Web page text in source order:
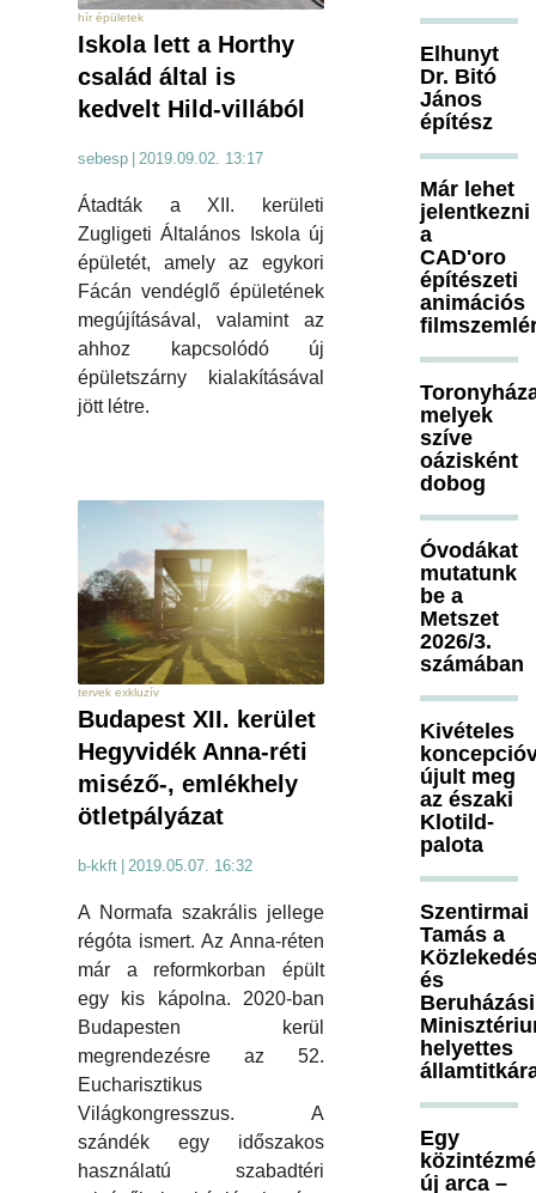
hír épületek
Iskola lett a Horthy
család által is
kedvelt Hild-villából
sebesp | 2019.09.02. 13:17
Átadták a XII. kerületi
Zugligeti Általános Iskola új
épületét, amely az egykori
Fácán vendéglő épületének
megújításával, valamint az
ahhoz kapcsolódó új
épületszárny kialakításával
jött létre.
tervek exkluzív
Budapest XII. kerület
Hegyvidék Anna-réti
miséző-, emlékhely
ötletpályázat
b-kkft 2019.05.07. 16:32
A Normafa szakrális jellege
régóta ismert. Az Anna-réten
már a reformkorban épült
egy kis kápolna. 2020-ban
Budapesten kerül
megrendezésre az 52.
Eucharisztikus
Világkongresszus. A
szándék egy időszakos
használatú szabadtéri
Elhunyt
Dr. Bitó
János
építész
Már lehet
jelentkezni
a
CAD'oro
építészeti
animációs
melyek
szíve
oázisként
dobog
Óvodákat
mutatunk
be a
Metszet
2026/3.
számában
Kivételes
újult meg
az északi
Klotild-
palota
Szentirmai
Tamás a
és
Beruházási
helyettes
Egy
új arca –